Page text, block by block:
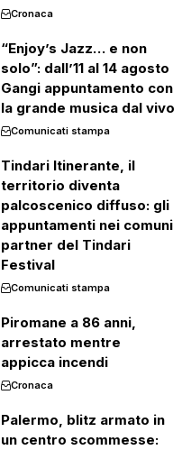
Cronaca
“Enjoy’s Jazz… e non
solo”: dall’11 al 14 agosto
Gangi appuntamento con
la grande musica dal vivo
Comunicati stampa
Tindari Itinerante, il
territorio diventa
palcoscenico diffuso: gli
appuntamenti nei comuni
partner del Tindari
Festival
Comunicati stampa
Piromane a 86 anni,
arrestato mentre
appicca incendi
Cronaca
Palermo, blitz armato in
un centro scommesse: